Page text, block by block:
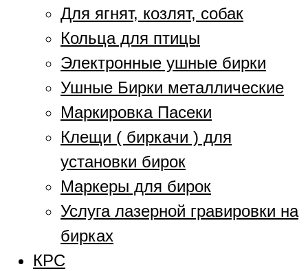
Для ягнят, козлят, собак
Кольца для птицы
Электронные ушные бирки
Ушные Бирки металлические
Маркировка Пасеки
Клещи ( биркачи ) для
установки бирок
Маркеры для бирок
Услуга лазерной гравировки на
бирках
КРС